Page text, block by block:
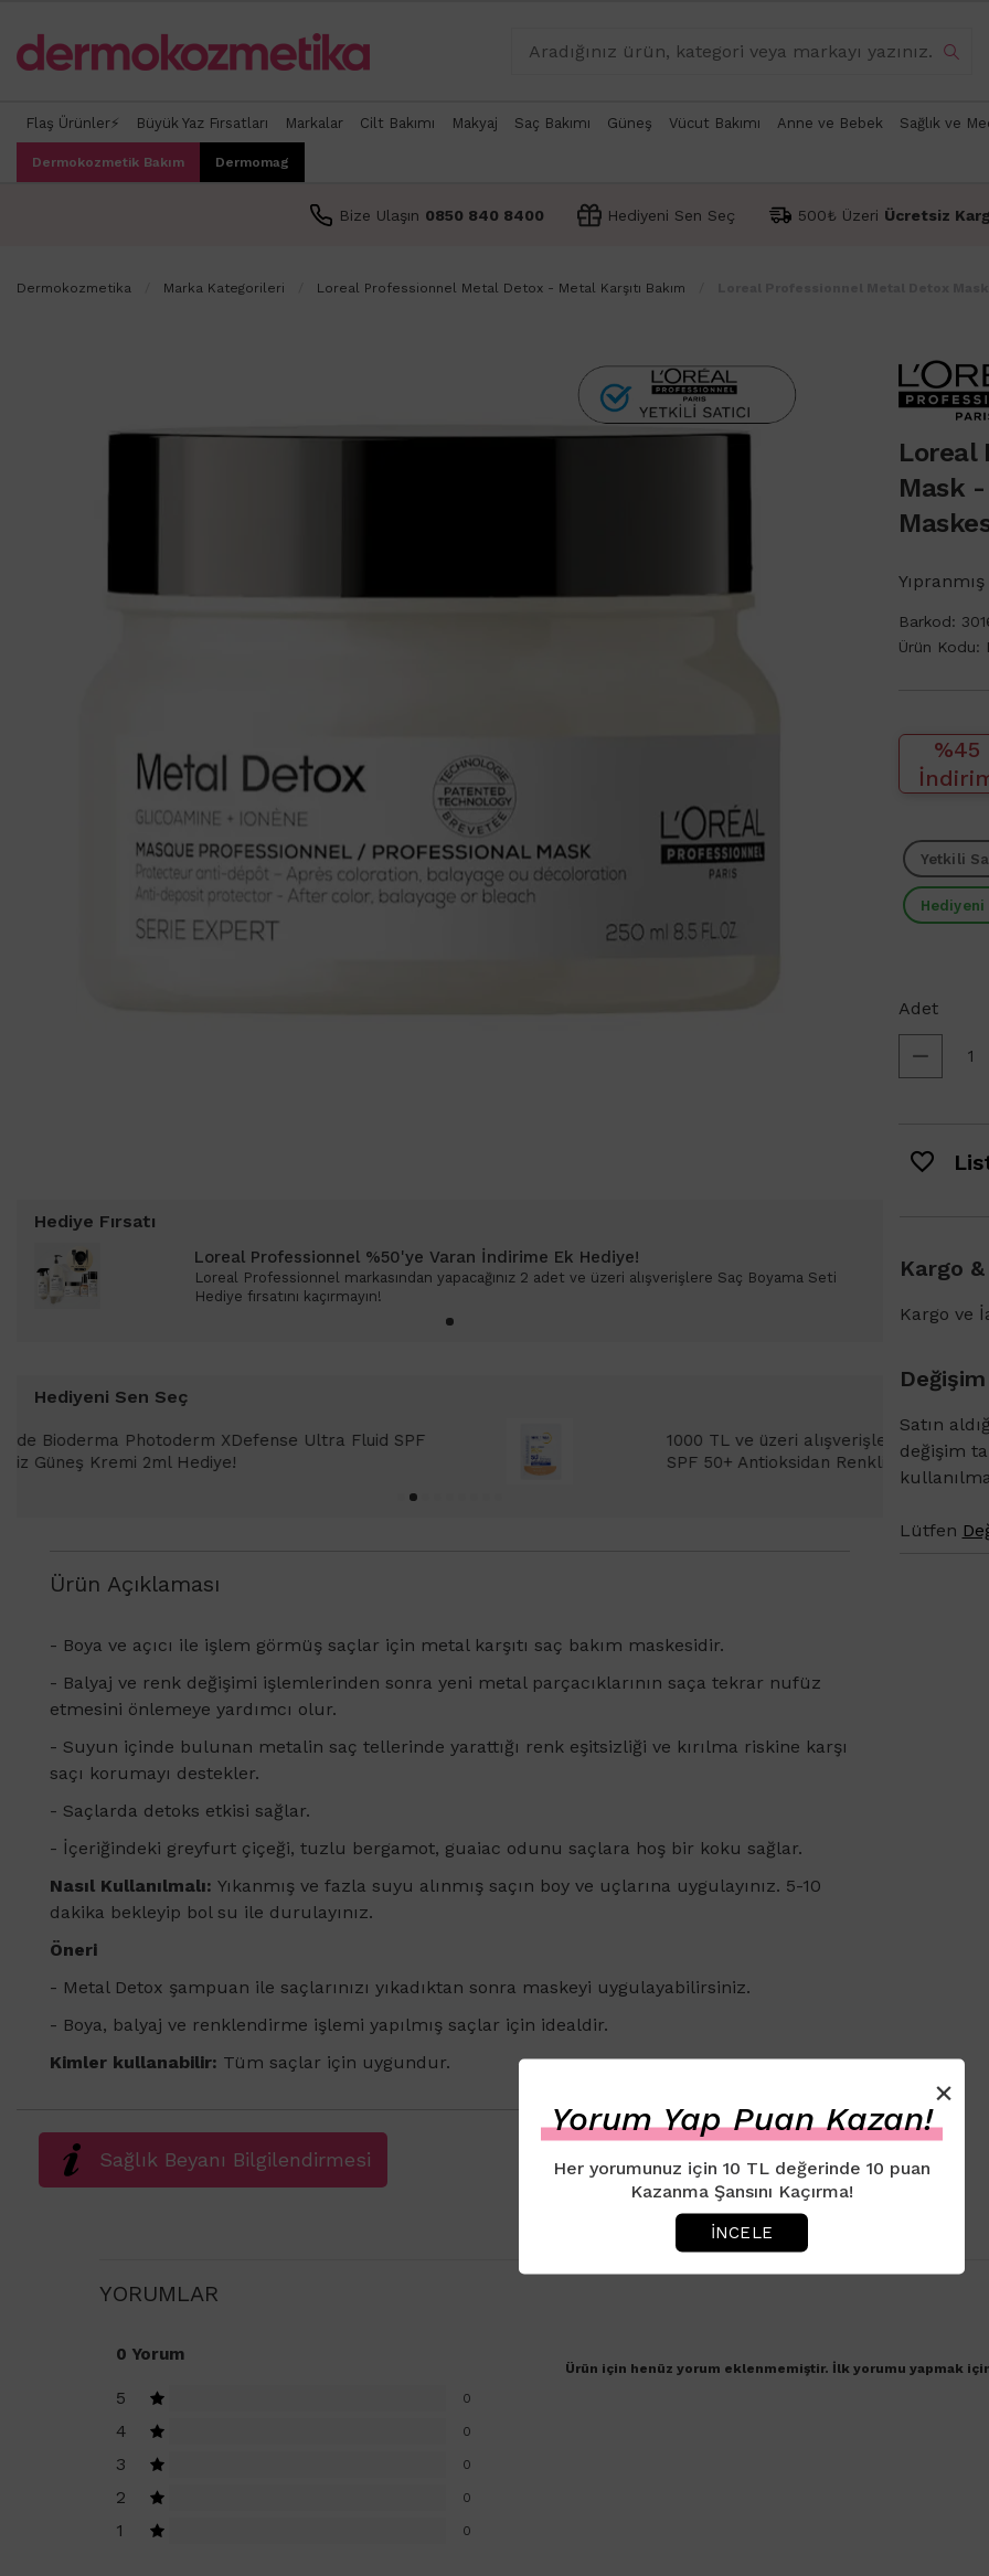
Flaş Ürünler⚡ Büyük Yaz Fırsatları Markalar Cilt Bakımı Makyaj Saç Bakımı Güneş Vücut Bakımı Anne ve Bebek Sağlık ve
Dermokozmetik Bakım Dermomag
Bize Ulaşın 0850 840 8400 Hediyeni Sen Seç 500₺ Üzeri Ücretsiz
Dermokozmetika Marka Kategorileri Loreal Professionnel Metal Detox - Metal Karşıtı Bakım
Loreal
Mask
Barkod:
Ürün Kodu:
%45
Yetkili
Hediyeni
Adet
Hediye Fırsatı
Loreal Professionnel %50'ye Varan İndirime Ek Hediye!
Loreal Professionnel markasından yapacağınız 2 adet ve üzeri alışverişlere Saç Boyama Seti
Hediye fırsatını kaçırmayın!
Hediyeni Sen Seç
1000 TL ve üzeri alışverişlerinizde Bioderma Photoderm XDefense Ultra Fluid
SPF 50+ Antioksidan Renkli Güneş Kremi Light 2ml hediye!
Ürün Açıklaması
- Boya ve açıcı ile işlem görmüş saçlar için metal karşıtı saç bakım maskesidir.
- Balyaj ve renk değişimi işlemlerinden sonra yeni metal parçacıklarının saça tekrar nufüz
etmesini önlemeye yardımcı olur.
- Suyun içinde bulunan metalin saç tellerinde yarattığı renk eşitsizliği ve kırılma riskine karşı
saçı korumayı destekler.
- Saçlarda detoks etkisi sağlar.
- İçeriğindeki greyfurt çiçeği, tuzlu bergamot, guaiac odunu saçlara hoş bir koku sağlar.
Nasıl Kullanılmalı: Yıkanmış ve fazla suyu alınmış saçın boy ve uçlarına uygulayınız. 5-10
dakika bekleyip bol su ile durulayınız.
Öneri
- Metal Detox şampuan ile saçlarınızı yıkadıktan sonra maskeyi uygulayabilirsiniz.
- Boya, balyaj ve renklendirme işlemi yapılmış saçlar için idealdir.
Kimler kullanabilir: Tüm saçlar için uygundur.
Sağlık Beyanı Bilgilendirmesi
Kargo
Kargo ve
Satın
değişim
Lütfen
YORUMLAR
0 Yorum
5 0
4 0
3 0
2 0
1 0
Ürün için henüz yorum eklenmemiştir. İlk yorumu yapmak
×
Yorum Yap Puan Kazan!
Her yorumunuz için 10 TL değerinde 10 puan
Kazanma Şansını Kaçırma!
İNCELE